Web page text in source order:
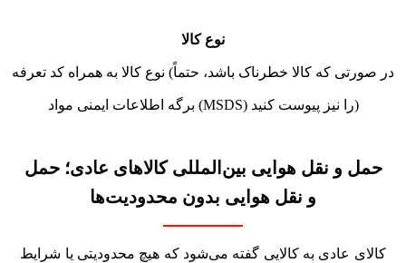
نوع کالا
نوع کالا به همراه کد تعرفه (در صورتی که کالا خطرناک باشد، حتماً
برگه اطلاعات ایمنی مواد (MSDS) را نیز پیوست کنید)
حمل و نقل هوایی بین‌المللی کالاهای عادی؛ حمل
و نقل هوایی بدون محدودیت‌ها
کالای عادی به کالایی گفته می‌شود که هیچ محدودیتی یا شرایط